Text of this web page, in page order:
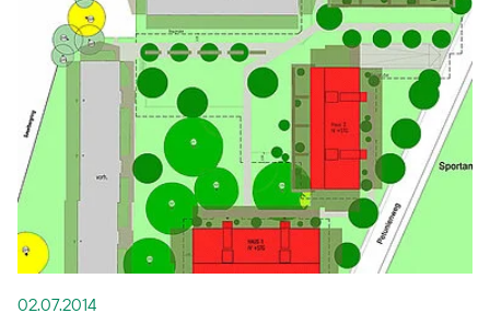
Gemeinsam will man dort ein gutes
nachbarschaftliches Zusammenleben sowie
Inklusion ermöglichen und die Bewohner mit Hilfe-
und Pflegebedarf gut versorgen. Das Vorhaben
orientiert sich am Quartierkonzept Q8 der ESA.
02.07.2014